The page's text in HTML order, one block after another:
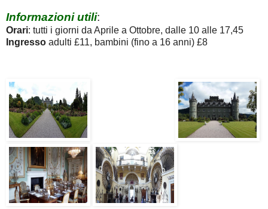
Informazioni utili:
Orari: tutti i giorni da Aprile a Ottobre, dalle 10 alle 17,45
Ingresso adulti £11, bambini (fino a 16 anni) £8